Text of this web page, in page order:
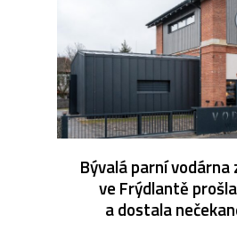
Bývalá parní
ve Frýdlantě
a dostala